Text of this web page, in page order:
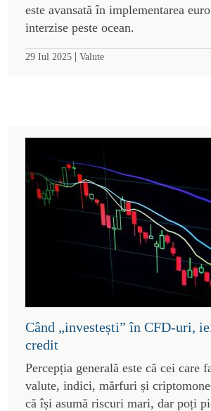
este avansată în implementarea
interzise peste ocean.
29 Iul 2025 | Valute
Când „investești” în CFD-uri,
credit
Percepția generală este că cei care
valute, indici, mărfuri și
că își asumă riscuri mari, dar poți